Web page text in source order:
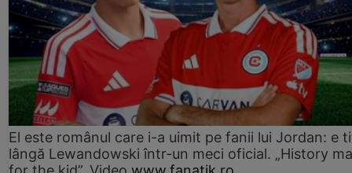
El este românul care i-a uimit pe fanii lui Jordan: e
lângă Lewandowski într-un meci oficial. „History